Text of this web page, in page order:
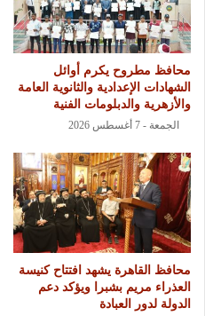
محافظ مطروح يكرم أوائل
الشهادات الإعدادية والثانوية العامة
والأزهرية والدبلومات الفنية
الجمعة - 7 أغسطس 2026
محافظ القاهرة يشهد افتتاح كنيسة
العذراء مريم بشبرا ويؤكد دعم
الدولة لدور العبادة